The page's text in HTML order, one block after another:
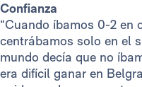
Confianza
“Cuando íbamos 0-2 en
centrábamos solo en el
mundo decía que no
era difícil ganar en